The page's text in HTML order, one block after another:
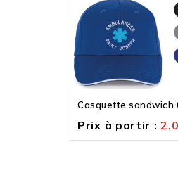
Casquette sandwich
Prix à partir :